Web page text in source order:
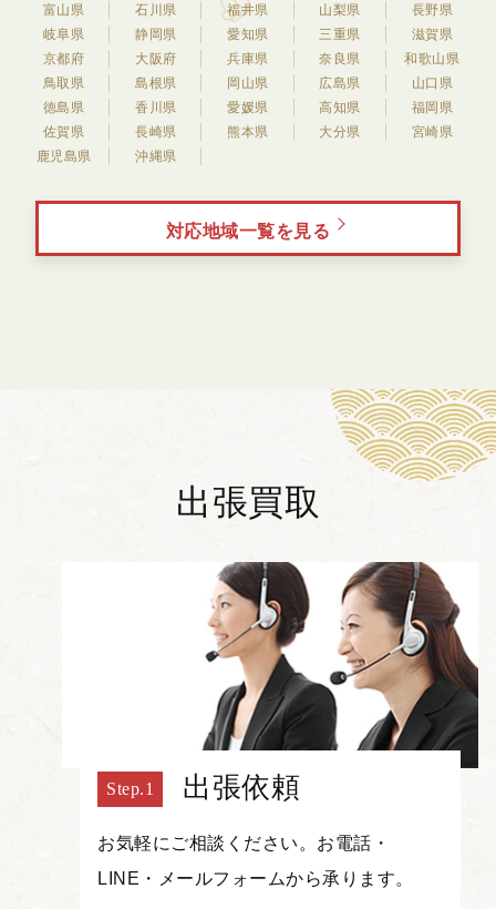
富山県
石川県 福井県 山梨県
長野県
岐阜県
静岡県 愛知県 三重県
滋賀県
京都府
大阪府 兵庫県 奈良県
和歌山県
鳥取県
島根県 岡山県 広島県
山口県
徳島県
香川県 愛媛県 高知県
福岡県
佐賀県
長崎県 熊本県 大分県
宮崎県
鹿児島県
沖縄県
対応地域一覧を見る
出張買取
出張依頼
お気軽にご相談ください。お電話・
LINE・メールフォームから承ります。